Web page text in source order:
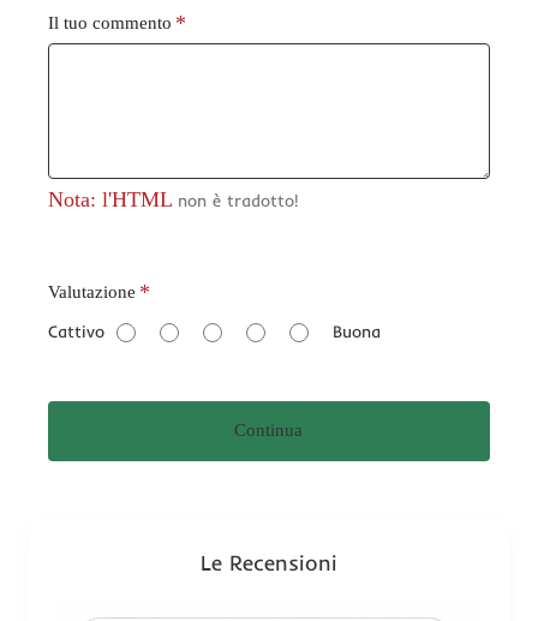
Il tuo commento
Nota: l'HTML non è tradotto!
V
l
t
z
Valutazione
Cattivo Buona
Continua
Le Recensioni